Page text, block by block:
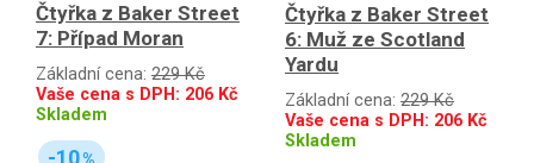
Čtyřka z Baker Street
7: Případ Moran
Základní cena: 229 Kč
Vaše cena s DPH: 206 Kč
Skladem
-10
Čtyřka z Baker Street
6: Muž ze Scotland
Yardu
Základní cena: 229 Kč
Vaše cena s DPH: 206 Kč
Skladem